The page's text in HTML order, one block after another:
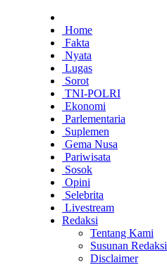
Home
Fakta
Nyata
Lugas
Sorot
TNI-POLRI
Ekonomi
Parlementaria
Suplemen
Gema Nusa
Pariwisata
Sosok
Opini
Selebrita
Livestream
Redaksi
Tentang Kami
Susunan Redaksi
Disclaimer